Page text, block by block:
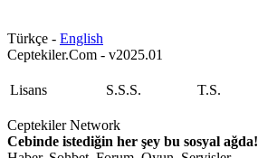
Türkçe - English
Ceptekiler.Com - v2025.01
Lisans S.S.S. T.S.
Ceptekiler Network
Cebinde istediğin her şey bu sosyal ağda!